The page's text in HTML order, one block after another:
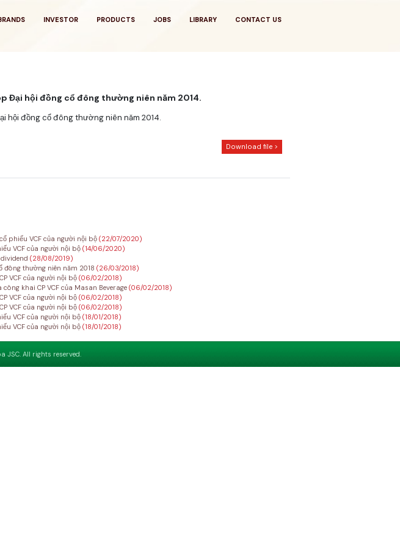
INVESTOR PRODUCTS JOBS LIBRARY CONTACT US
Đại hội đồng cổ đông thường niên năm 2014.
hội đồng cổ đông thường niên năm 2014.
Download file >
phiếu VCF của người nội bộ (22/07/2020)
VCF của người nội bộ (14/06/2020)
(28/08/2019)
đông thường niên năm 2018 (26/03/2018)
VCF của người nội bộ (06/02/2018)
khai CP VCF của Masan Beverage (06/02/2018)
VCF của người nội bộ (06/02/2018)
VCF của người nội bộ (06/02/2018)
VCF của người nội bộ (18/01/2018)
VCF của người nội bộ (18/01/2018)
JSC. All rights reserved.